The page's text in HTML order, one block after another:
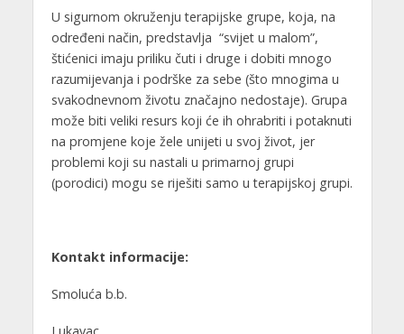
U sigurnom okruženju terapijske grupe, koja, na
određeni način, predstavlja “svijet u malom”,
štićenici imaju priliku čuti i druge i dobiti mnogo
razumijevanja i podrške za sebe (što mnogima u
svakodnevnom životu značajno nedostaje). Grupa
može biti veliki resurs koji će ih ohrabriti i potaknuti
na promjene koje žele unijeti u svoj život, jer
problemi koji su nastali u primarnoj grupi
(porodici) mogu se riješiti samo u terapijskoj grupi.
Kontakt informacije:
Smoluća b.b.
Lukavac